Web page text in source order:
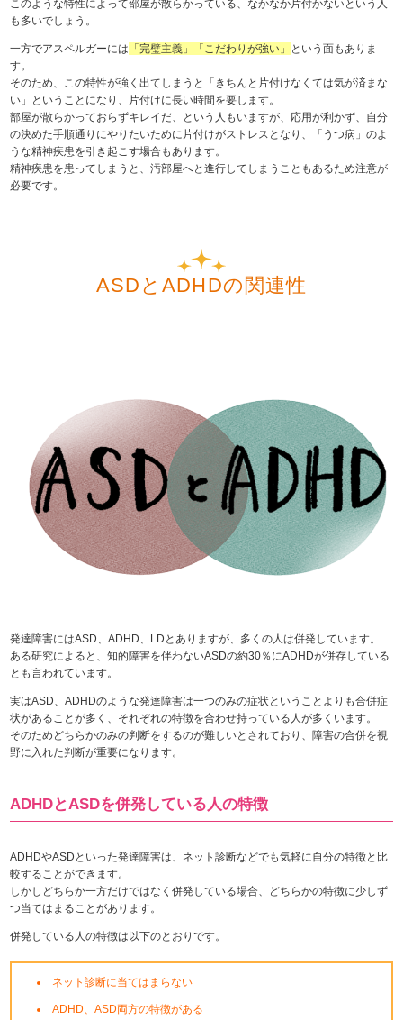
このような特性によって部屋が散らかっている、なかなか片付かないという人
も多いでしょう。
一方でアスペルガーには 「完璧主義」「こだわりが強い」
という面もありま
す。
そのため、この特性が強く出てしまうと「きちんと片付けなくては気が済まな
い」ということになり、片付けに長い時間を要します。
部屋が散らかっておらずキレイだ、という人もいますが、応用が利かず、自分
の決めた手順通りにやりたいために片付けがストレスとなり、「うつ病」のよ
うな精神疾患を引き起こす場合もあります。
精神疾患を患ってしまうと、汚部屋へと進行してしまうこともあるため注意が
必要です。
ASDとADHDの関連性
発達障害にはASD、ADHD、LDとありますが、多くの人は併発しています。
ある研究によると、知的障害を伴わないASDの約30％にADHDが併存している
とも言われています。
実はASD、ADHDのような発達障害は一つのみの症状ということよりも合併症
状があることが多く、それぞれの特徴を合わせ持っている人が多くいます。
そのためどちらかのみの判断をするのが難しいとされており、障害の合併を視
野に入れた判断が重要になります。
ADHDとASDを併発している人の特徴
ADHDやASDといった発達障害は、ネット診断などでも気軽に自分の特徴と比
較することができます。
しかしどちらか一方だけではなく併発している場合、どちらかの特徴に少しず
つ当てはまることがあります。
併発している人の特徴は以下のとおりです。
ネット診断に当てはまらない
ADHD、ASD両方の特徴がある